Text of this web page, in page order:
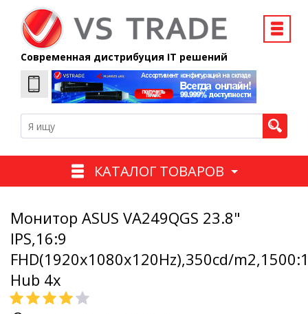
Современная дистрибуция IT решений
КАТАЛОГ ТОВАРОВ
Монитор ASUS VA249QGS 23.8"
IPS,16:9
FHD(1920x1080x120Hz),350cd/
Hub 4x